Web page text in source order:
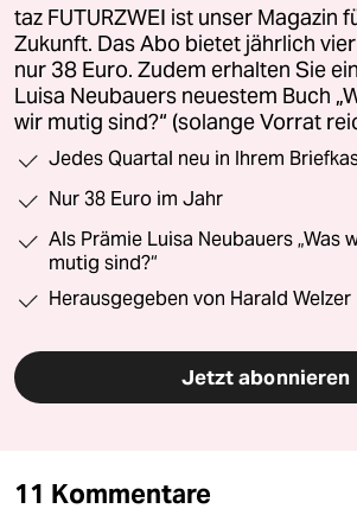
taz FUTURZWEI ist unser Magazin
Zukunft. Das Abo bietet jährlich
nur 38 Euro. Zudem erhalten Sie
Luisa Neubauers neuestem Buch
wir mutig sind?“ (solange Vorrat
Jedes Quartal neu in Ihrem
Nur 38 Euro im Jahr
Als Prämie Luisa Neubauers „Was
mutig sind?“
Herausgegeben von Harald Welzer
Jetzt abonnieren
11 Kommentare